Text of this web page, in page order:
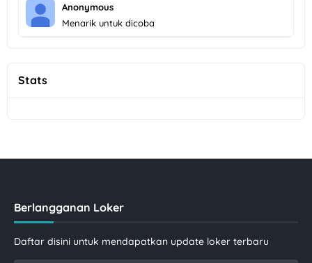
Anonymous
Menarik untuk dicoba
Stats
Berlangganan Loker
Daftar disini untuk mendapatkan update loker terbaru